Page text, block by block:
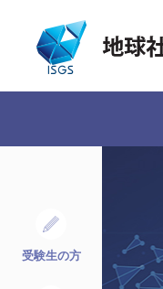
受験生の方